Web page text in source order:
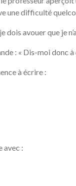
une difficulté
dois avouer que je
: « Dis-moi donc
à écrire :
avec :